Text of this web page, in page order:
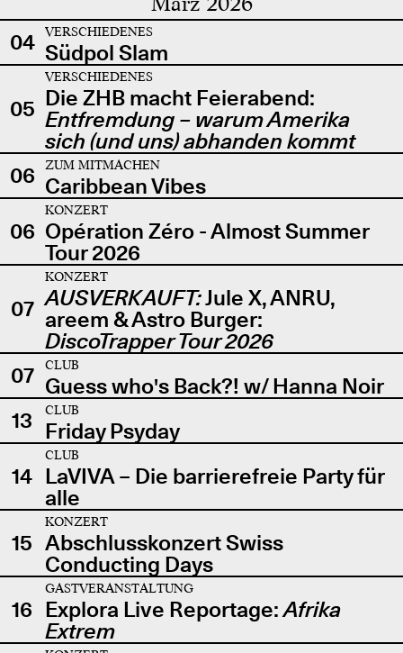
04 VERSCHIEDENES
Südpol Slam
05
VERSCHIEDENES
Die ZHB macht Feierabend:
Entfremdung – warum Amerika
sich (und uns) abhanden kommt
06
ZUM MITMACHEN
Caribbean Vibes
06
KONZERT
Opération Zéro - Almost Summer
Tour 2026
07
KONZERT
AUSVERKAUFT:Jule X, ANRU,
areem & Astro Burger:
DiscoTrapper Tour 2026
07
CLUB
Guess who's Back?! w/ Hanna Noir
13
CLUB
Friday Psyday
14
CLUB
LaVIVA – Die barrierefreie Party für
alle
15
KONZERT
Abschlusskonzert Swiss
Conducting Days
16
GASTVERANSTALTUNG
Explora Live Reportage:Afrika
Extrem